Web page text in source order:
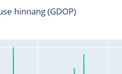
hinnang (GDOP)